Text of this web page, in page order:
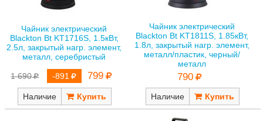
Чайник электрический
Blackton Bt KT1716S, 1.5кВт,
2.5л, закрытый нагр. элемент,
металл, серебристый
1 690 -891 799
Наличие
Чайник электрический
Blackton Bt KT1811S, 1.85кВт,
1.8л, закрытый нагр. элемент,
металл/пластик, черный/
металл
790
Наличие